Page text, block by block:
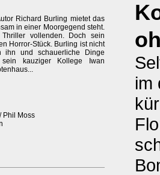
Richard Burling mietet das
in einer Moorgegend steht.
vollenden. Doch sein
Horror-Stück. Burling ist nicht
ihn und schauerliche Dinge
kauziger Kollege Iwan
Phil Moss
im